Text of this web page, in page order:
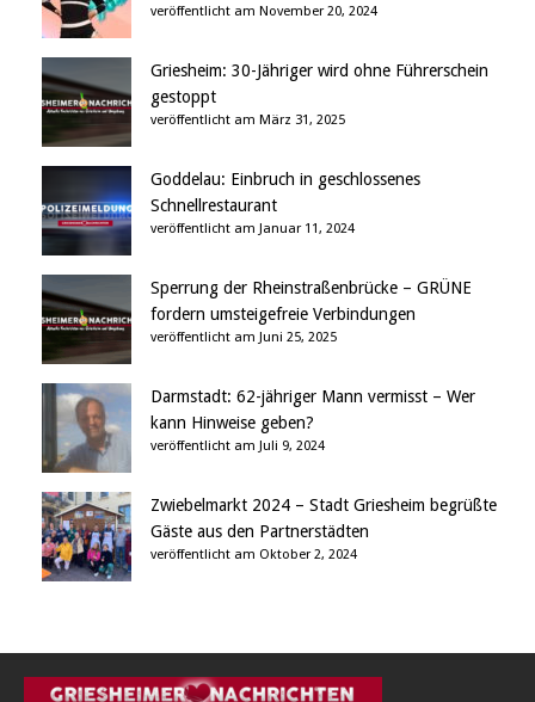
veröffentlicht am November 20, 2024
Griesheim: 30-Jähriger wird ohne Führerschein
gestoppt
veröffentlicht am März 31, 2025
Goddelau: Einbruch in geschlossenes
Schnellrestaurant
veröffentlicht am Januar 11, 2024
Sperrung der Rheinstraßenbrücke – GRÜNE
fordern umsteigefreie Verbindungen
veröffentlicht am Juni 25, 2025
Darmstadt: 62-jähriger Mann vermisst – Wer
kann Hinweise geben?
veröffentlicht am Juli 9, 2024
Zwiebelmarkt 2024 – Stadt Griesheim begrüßte
Gäste aus den Partnerstädten
veröffentlicht am Oktober 2, 2024